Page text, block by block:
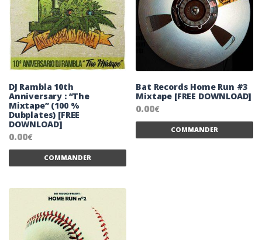
DJ Rambla 10th
Anniversary : “The
Mixtape” (100 %
Dubplates) [FREE
DOWNLOAD]
0.00€
COMMANDER
Ce produit a plusieurs variations. Les
Bat Records Home Run #3
Mixtape [FREE DOWNLOAD]
0.00€
COMMANDER